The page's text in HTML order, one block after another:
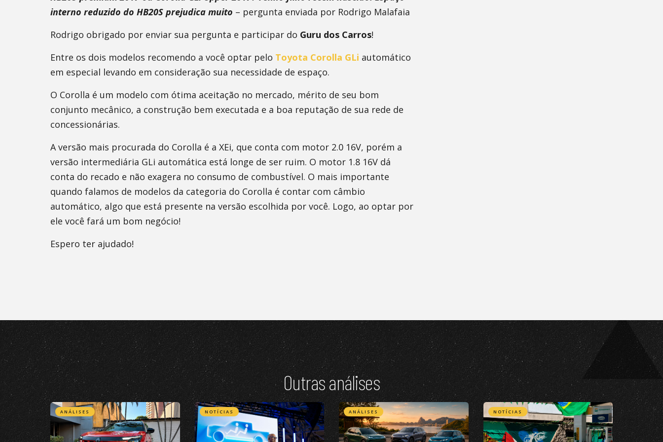
interno reduzido do HB20S prejudica muito – pergunta enviada por Rodrigo Malafaia
Rodrigo obrigado por enviar sua pergunta e participar do Guru dos Carros!
Entre os dois modelos recomendo a você optar pelo Toyota Corolla GLi automático
em especial levando em consideração sua necessidade de espaço.
O Corolla é um modelo com ótima aceitação no mercado, mérito de seu bom
conjunto mecânico, a construção bem executada e a boa reputação de sua rede de
concessionárias.
A versão mais procurada do Corolla é a XEi, que conta com motor 2.0 16V, porém a
versão intermediária GLi automática está longe de ser ruim. O motor 1.8 16V dá
conta do recado e não exagera no consumo de combustível. O mais importante
quando falamos de modelos da categoria do Corolla é contar com câmbio
automático, algo que está presente na versão escolhida por você. Logo, ao optar por
ele você fará um bom negócio!
Espero ter ajudado!
Outras análises
ANÁLISES NOTÍCIAS ANÁLISES NOTÍCIAS